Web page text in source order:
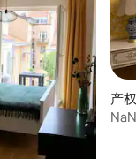
产